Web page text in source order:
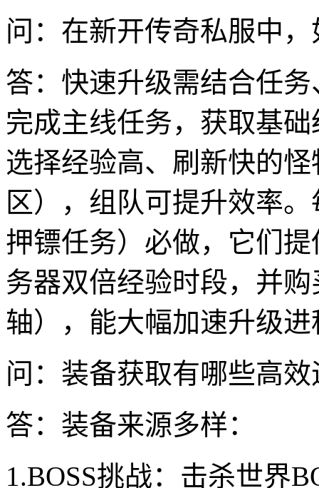
问：在新开传奇私服中
答：快速升级需结合任
完成主线任务，获取基
选择经验高、刷新快的
区），组队可提升效率
押镖任务）必做，它们
务器双倍经验时段，并
轴），能大幅加速升级进
问：装备获取有哪些高
答：装备来源多样：
1.BOSS挑战：击杀世界